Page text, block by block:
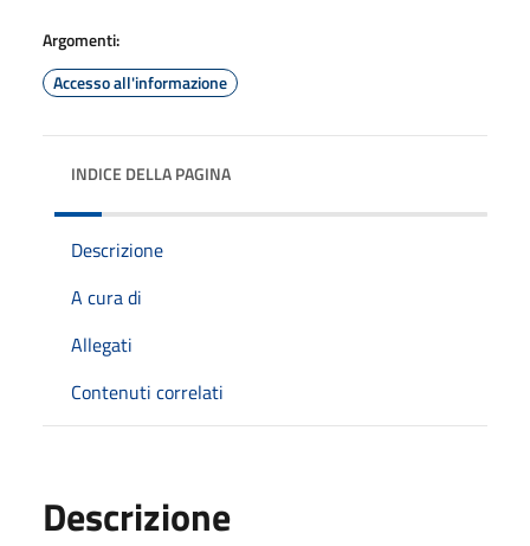
Argomenti:
Accesso all'informazione
INDICE DELLA PAGINA
Descrizione
A cura di
Allegati
Contenuti correlati
Descrizione